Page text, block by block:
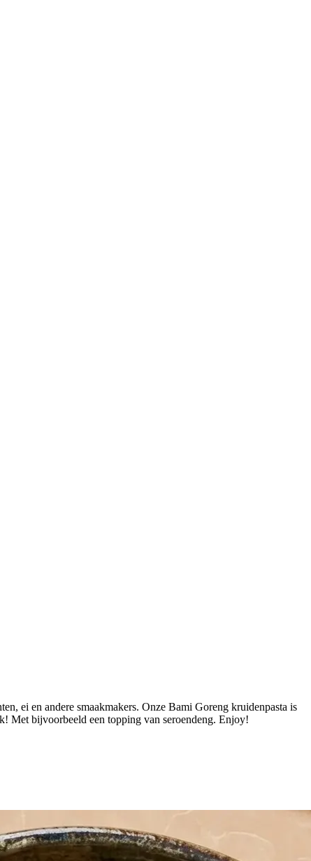
ei en andere smaakmakers. Onze Bami Goreng kruidenpasta is
Met bijvoorbeeld een topping van seroendeng. Enjoy!